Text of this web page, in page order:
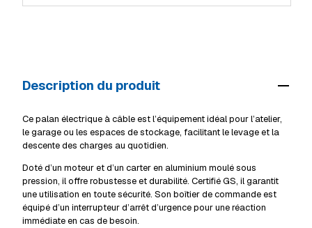
Livraison volumineux / camion 69 €
Détails livraison & retrait
Description du produit
Ce palan électrique à câble est l’équipement idéal pour l’atelier,
le garage ou les espaces de stockage, facilitant le levage et la
descente des charges au quotidien.
Doté d’un moteur et d’un carter en aluminium moulé sous
pression, il offre robustesse et durabilité. Certifié GS, il garantit
une utilisation en toute sécurité. Son boîtier de commande est
équipé d’un interrupteur d’arrêt d’urgence pour une réaction
immédiate en cas de besoin.